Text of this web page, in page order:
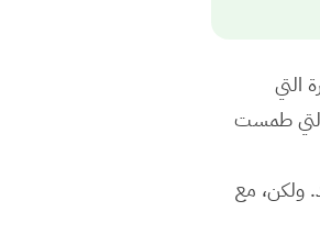
التي
التي طمست
ولكن، مع